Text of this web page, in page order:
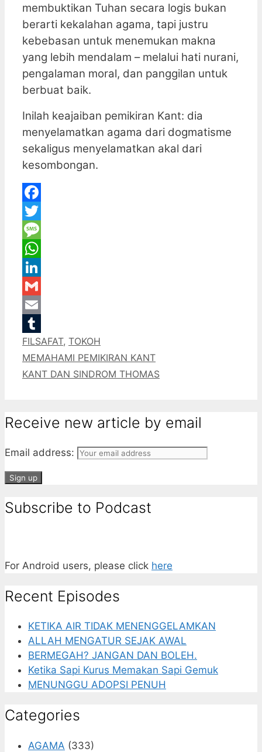
membuktikan Tuhan secara logis bukan
berarti kekalahan agama, tapi justru
kebebasan untuk menemukan makna
yang lebih mendalam – melalui hati nurani,
pengalaman moral, dan panggilan untuk
berbuat baik.
Inilah keajaiban pemikiran Kant: dia
menyelamatkan agama dari dogmatisme
sekaligus menyelamatkan akal dari
kesombongan.
Facebook
Twitter
Message
WhatsApp
LinkedIn
Gmail
Email
Tumblr
Categories
FILSAFAT, TOKOH
MEMAHAMI PEMIKIRAN KANT
KANT DAN SINDROM THOMAS
Receive new article by email
Email address:
Subscribe to Podcast
For Android users, please click here
Recent Episodes
KETIKA AIR TIDAK MENENGGELAMKAN
ALLAH MENGATUR SEJAK AWAL
BERMEGAH? JANGAN DAN BOLEH.
Ketika Sapi Kurus Memakan Sapi Gemuk
MENUNGGU ADOPSI PENUH
Categories
AGAMA (333)